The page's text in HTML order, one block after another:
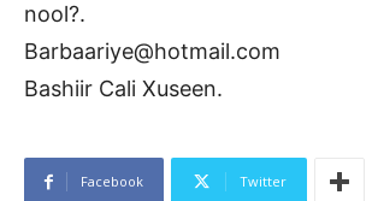
nool?.
Barbaariye@hotmail.com
Bashiir Cali Xuseen.
Facebook Twitter